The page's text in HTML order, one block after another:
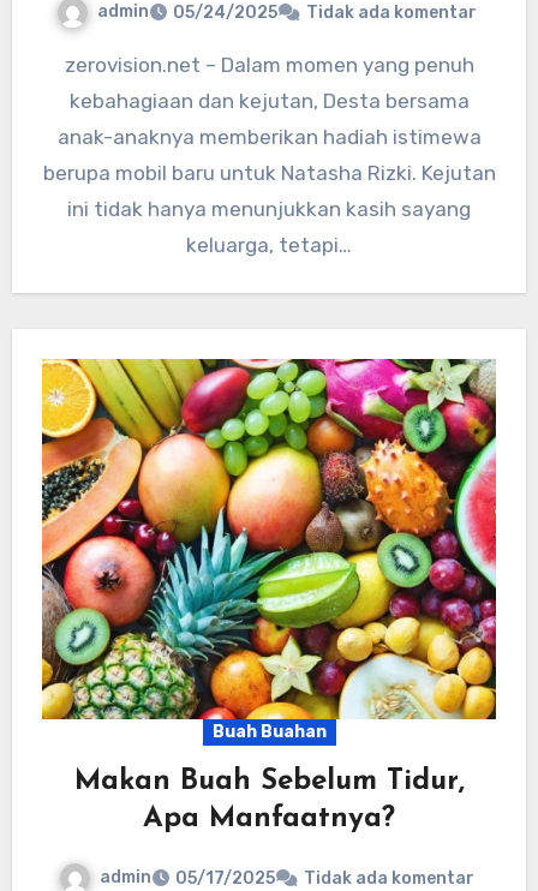
admin 05/24/2025 Tidak ada komentar
zerovision.net – Dalam momen yang penuh
kebahagiaan dan kejutan, Desta bersama
anak-anaknya memberikan hadiah istimewa
berupa mobil baru untuk Natasha Rizki. Kejutan
ini tidak hanya menunjukkan kasih sayang
keluarga, tetapi…
Buah Buahan
Makan Buah Sebelum Tidur,
Apa Manfaatnya?
admin 05/17/2025 Tidak ada komentar